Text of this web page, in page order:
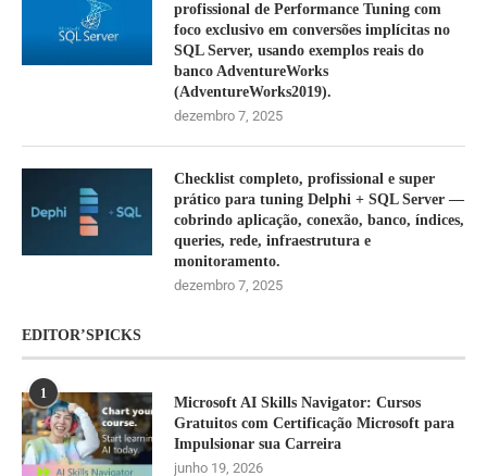
profissional de Performance Tuning com
foco exclusivo em conversões implícitas no
SQL Server, usando exemplos reais do
banco AdventureWorks
(AdventureWorks2019).
dezembro 7, 2025
Checklist completo, profissional e super
prático para tuning Delphi + SQL Server —
cobrindo aplicação, conexão, banco, índices,
queries, rede, infraestrutura e
monitoramento.
dezembro 7, 2025
EDITOR’SPICKS
1
Microsoft AI Skills Navigator: Cursos
Gratuitos com Certificação Microsoft para
Impulsionar sua Carreira
junho 19, 2026